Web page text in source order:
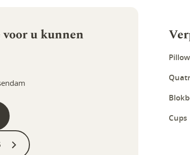
voor u kunnen
Pillow
Cups